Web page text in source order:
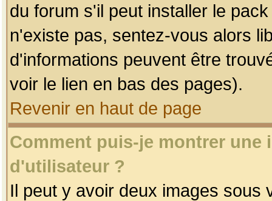
du forum s'il peut installer le
n'existe pas, sentez-vous alors
d'informations peuvent être
voir le lien en bas des pages).
Revenir en haut de page
Comment puis-je montrer une
d'utilisateur ?
Il peut y avoir deux images sous